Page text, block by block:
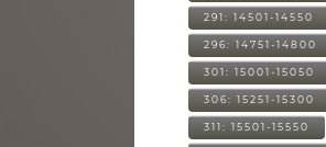
291: 14501-14550
296: 14751-14800
301: 15001-15050
306: 15251-15300
311: 15501-15550